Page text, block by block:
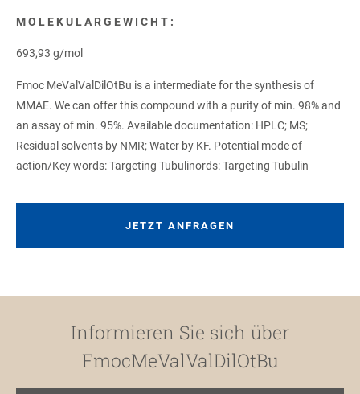
MOLEKULARGEWICHT:
693,93 g/mol
Fmoc MeValValDilOtBu is a intermediate for the synthesis of
MMAE. We can offer this compound with a purity of min. 98% and
an assay of min. 95%. Available documentation: HPLC; MS;
Residual solvents by NMR; Water by KF. Potential mode of
action/Key words: Targeting Tubulinords: Targeting Tubulin
JETZT ANFRAGEN
Informieren Sie sich über
FmocMeValValDilOtBu